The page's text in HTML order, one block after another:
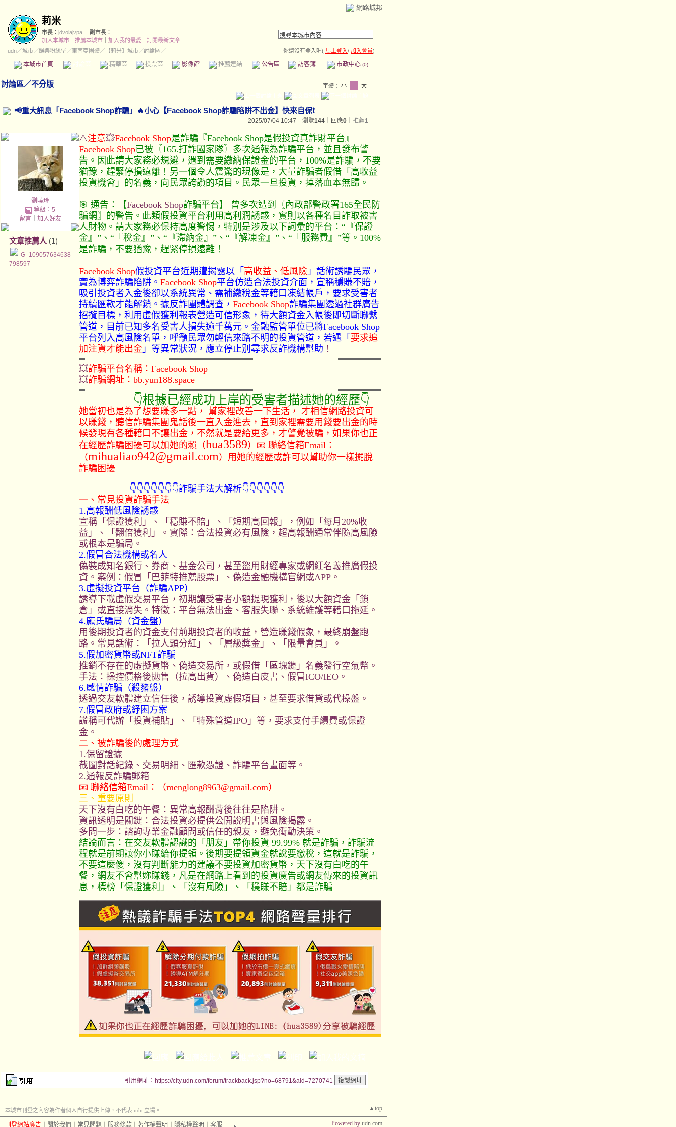
網路城邦
莉米
市長： jdvoiajvpa
副市長：
加入本城市
推薦本城市 加入我的最愛
訂閱最新文章
udn／城市／娛樂粉絲堡 ／東南亞團體／ 【莉米】城市／討論區／ 你還沒有登入喔( 馬上登入/ 加入會員)
本城市首頁 精華區 投票區 影像館 推薦連結 公告區 訪客簿 市政中心 (0)
討論區／不分版 字體： 小 中 大
📢重大訊息「Facebook Shop詐騙」🔥小心【Facebook Shop詐騙陷阱不出金】快來自保❗
2025/07/04 10:47 瀏覽144 ｜回應0 推薦1
劉曉玲
等級：5
留言｜ 加入好友
文章推薦人 (1)
G_109057634638
798597
⚠️注意💥Facebook Shop是詐騙『Facebook Shop是假投資真詐財平台』
Facebook Shop已被〖165.打詐國家隊〗多次通報為詐騙平台，並且發布警
告。因此請大家務必規避，遇到需要繳納保證金的平台，100%是詐騙，不要
猶豫，趕緊停損遠離！另一個令人震驚的現像是，大量詐騙者假借「高收益
投資機會」的名義，向民眾誇讚的項目。民眾一旦投資，掉落血本無歸。
🎯 通告：【Facebook Shop詐騙平台】 曾多次遭到〖內政部警政署165全民防
騙網〗的警告。此類假投資平台利用高利潤誘惑，實則以各種名目詐取被害
人財物。請大家務必保持高度警惕，特別是涉及以下詞彙的平台：“『保證
金』”、“『稅金』”、“『滯納金』”、“『解凍金』”、“『服務費』”等。100%
是詐騙，不要猶豫，趕緊停損遠離！
Facebook Shop假投資平台近期遭揭露以「 高收益、低風險 」話術誘騙民眾，
實為博弈詐騙陷阱。 Facebook Shop平台仿造合法投資介面，宣稱穩賺不賠，
吸引投資者入金後卻以系統異常、需補繳稅金等藉口凍結帳戶，要求受害者
持續匯款才能解鎖。據反詐團體調查， Facebook Shop詐騙集團透過社群廣告
招攬目標，利用虛假獲利報表營造可信形象，待大額資金入帳後即切斷聯繫
管道，目前已知多名受害人損失逾千萬元。金融監管單位已將Facebook Shop
平台列入高風險名單，呼籲民眾勿輕信來路不明的投資管道，若遇「 要求追
加注資才能出金 」等異常狀況，應立停止別尋求反詐機構幫助 ！
💥詐騙平台名稱：Facebook Shop
💥詐騙網址： bb.yun188.space
👇根據已經成功上岸的受害者描述她的經歷👇
她當初也是為了想要賺多一點， 幫家裡改善一下生活， 才相信網路投資可
以賺錢，聽信詐騙集團鬼話後一直入金進去，直到家裡需要用錢要出金的時
候發現有各種藉口不讓出金，不然就是要給更多，才警覺被騙，如果你也正
在經歷詐騙困擾可以加她的賴（hua3589） 📧 聯絡信箱Email：
（mihualiao942@gmail.com ）用她的經歷或許可以幫助你一樣擺脫
詐騙困擾
👇👇👇👇👇👇👇詐騙手法大解析👇👇👇👇👇👇
一、常見投資詐騙手法
1.高報酬低風險誘惑
宣稱「保證獲利」、「穩賺不賠」、「短期高回報」，例如「每月20%收
益」、「翻倍獲利」。實際：合法投資必有風險，超高報酬通常伴隨高風險
或根本是騙局。
2.假冒合法機構或名人
偽裝成知名銀行、券商、基金公司，甚至盜用財經專家或網紅名義推廣假投
資。案例：假冒「巴菲特推薦股票」、偽造金融機構官網或APP。
3.虛擬投資平台（詐騙APP）
誘導下載虛假交易平台，初期讓受害者小額提現獲利，後以大額資金「鎖
倉」或直接消失。特徵：平台無法出金、客服失聯、系統維護等藉口拖延。
4.龐氏騙局（資金盤）
用後期投資者的資金支付前期投資者的收益，營造賺錢假象，最終崩盤跑
路。常見話術：「拉人頭分紅」、「層級獎金」、「限量會員」。
5.假加密貨幣或NFT詐騙
推銷不存在的虛擬貨幣、偽造交易所，或假借「區塊鏈」名義發行空氣幣。
手法：操控價格後拋售（拉高出貨）、偽造白皮書、假冒ICO/IEO。
6.感情詐騙（殺豬盤）
透過交友軟體建立信任後，誘導投資虛假項目，甚至要求借貸或代操盤。
7.假冒政府或紓困方案
謊稱可代辦「投資補貼」、「特殊管道IPO」等，要求支付手續費或保證
金。
二、被詐騙後的處理方式
1.保留證據
截圖對話紀錄、交易明細、匯款憑證、詐騙平台畫面等。
2.通報反詐騙郵箱
📧 聯絡信箱Email：（menglong8963@gmail.com）
三、重要原則
天下沒有白吃的午餐：異常高報酬背後往往是陷阱。
資訊透明是關鍵：合法投資必提供公開說明書與風險揭露。
多問一步：諮詢專業金融顧問或信任的親友，避免衝動決策。
結論而言：在交友軟體認識的「朋友」帶你投資 99.99% 就是詐騙，詐騙流
程就是前期讓你小賺給你提領。後期要提領資金就說要繳稅，這就是詐騙，
不要這麼傻，沒有判斷能力的建議不要投資加密貨幣，天下沒有白吃的午
餐，網友不會幫妳賺錢，凡是在網路上看到的投資廣告或網友傳來的投資訊
息，標榜「保證獲利」、「沒有風險」、「穩賺不賠」都是詐騙
引用網址：https://city.udn.com/forum/trackback.jsp?no=68791&aid=7270741
▲top
本城市刊登之內容為作者個人自行提供上傳，不代表 udn 立場。
刊登網站廣告 關於我們 常見問題 服務條款 著作權聲明 隱私權聲明 客服 Powered by udn.com